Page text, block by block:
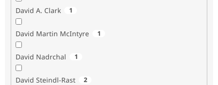
David A. Clark 1
David Martin McIntyre 1
David Nadrchal 1
David Steindl-Rast 2